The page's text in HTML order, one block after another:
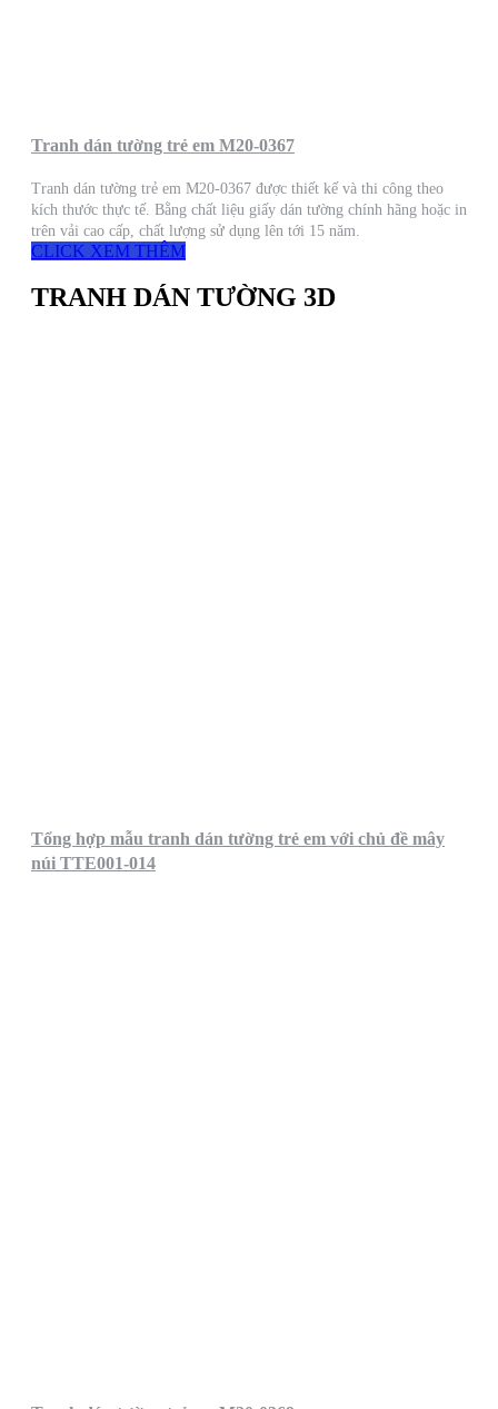
Tranh dán tường trẻ em M20-0367
Tranh dán tường trẻ em M20-0367 được thiết kế và thi công theo
kích thước thực tế. Bằng chất liệu giấy dán tường chính hãng hoặc in
trên vải cao cấp, chất lượng sử dụng lên tới 15 năm.
CLICK XEM THÊM
TRANH DÁN TƯỜNG 3D
Tổng hợp mẫu tranh dán tường trẻ em với chủ đề mây
núi TTE001-014